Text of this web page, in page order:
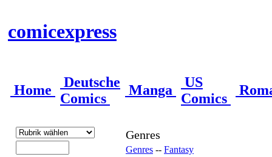
comicexpress
Home
Deutsche
Comics
Manga
US
Comics
Genres
Genres -- Fantasy